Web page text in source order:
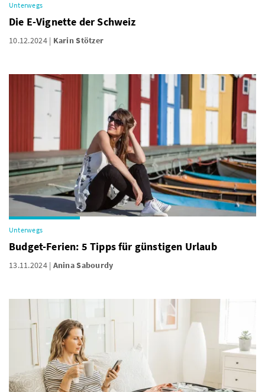
Unterwegs
Die E-Vignette der Schweiz
10.12.2024 Karin Stötzer
Unterwegs
Budget-Ferien: 5 Tipps für günstigen Urlaub
13.11.2024 Anina Sabourdy